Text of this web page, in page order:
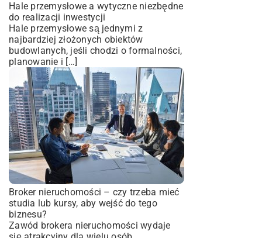
Hale przemysłowe a wytyczne niezbędne
do realizacji inwestycji
Hale przemysłowe są jednymi z
najbardziej złożonych obiektów
budowlanych, jeśli chodzi o formalności,
planowanie i […]
Broker nieruchomości – czy trzeba mieć
studia lub kursy, aby wejść do tego
biznesu?
Zawód brokera nieruchomości wydaje